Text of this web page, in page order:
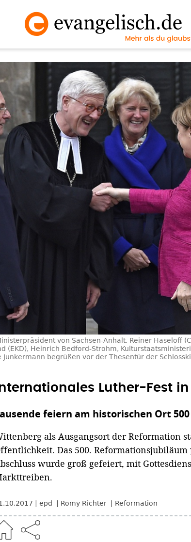
von Sachsen-Anhalt, Reiner Haseloff
(EKD), Heinrich Bedford-Strohm,
begrüßen vor der Thesentür der
Luther-Fest
feiern am historischen Ort
als Ausgangsort der Reformation
Das 500.
wurde groß gefeiert, mit
epd Romy Richter Reformation